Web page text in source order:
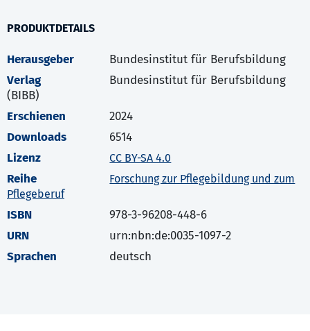
PRODUKTDETAILS
Herausgeber
Bundesinstitut für Berufsbildung
Verlag
Bundesinstitut für Berufsbildung
(BIBB)
Erschienen
2024
Downloads
6514
Lizenz
CC BY-SA 4.0
Reihe
Forschung zur Pflegebildung und zum
Pflegeberuf
ISBN
978-3-96208-448-6
URN
urn:nbn:de:0035-1097-2
Sprachen
deutsch